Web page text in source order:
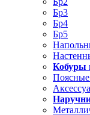
Бр3
Бр4
Бр5
Кобуры